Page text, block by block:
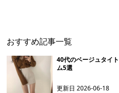
おすすめ記事一覧
40代のベージュタイ
ム5選
更新日2026-06-18